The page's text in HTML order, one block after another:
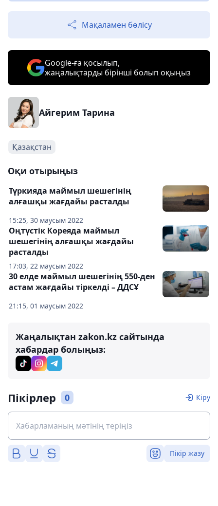
Мақаламен бөлісу
Google-ға қосылып,
жаңалықтарды бірінші болып оқыңыз
Айгерим Тарина
Қазақстан
Оқи отырыңыз
15:25, 30 маусым 2022
Түркияда маймыл шешегінің
алғашқы жағдайы расталды
17:03, 22 маусым 2022
Оңтүстік Кореяда маймыл
шешегінің алғашқы жағдайы
расталды
21:15, 01 маусым 2022
30 елде маймыл шешегінің 550-ден
астам жағдайы тіркелді – ДДСҰ
Жаңалықтан zakon.kz сайтында
хабардар болыңыз:
Пікірлер 0 Кіру
Пікір жазу